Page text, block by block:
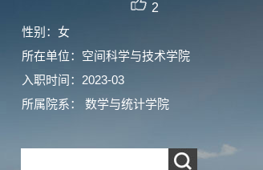
2
性别：女
所在单位：空间科学与技术学院
入职时间：2023-03
所属院系： 数学与统计学院